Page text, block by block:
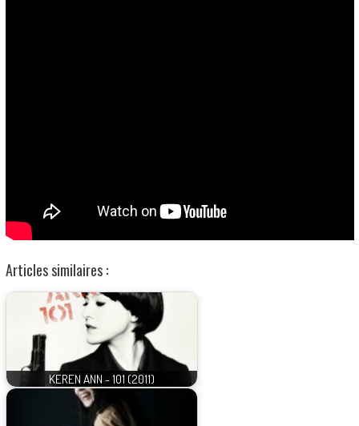
Articles similaires :
KEREN ANN - 101 (2011)